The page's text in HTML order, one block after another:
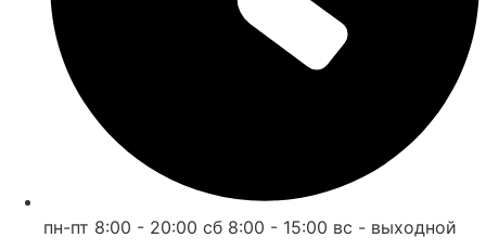
пн-пт 8:00 - 20:00 сб 8:00 - 15:00 вс - выходной